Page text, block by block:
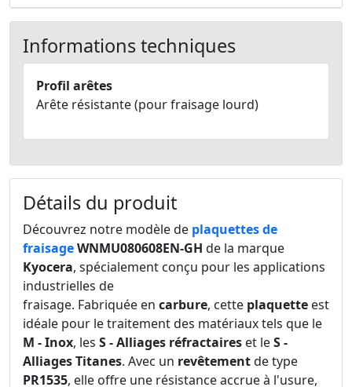
Informations techniques
Profil arêtes
Arête résistante (pour fraisage lourd)
Détails du produit
Découvrez notre modèle de plaquettes de
fraisageWNMU080608EN-GH de la marque
Kyocera, spécialement conçu pour les applications
industrielles de
fraisage. Fabriquée en carbure, cette plaquette est
idéale pour le traitement des matériaux tels que le
M - Inox, les S - Alliages réfractaires et leS -
Alliages Titanes. Avec un revêtementde type
PR1535, elle offre une résistance accrue à l'usure,